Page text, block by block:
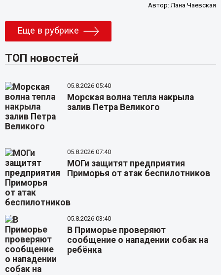
Автор:Лана Чаевская
Еще в рубрике
ТОП новостей
05.8.2026 05:40
Морская волна тепла накрыла
залив Петра Великого
05.8.2026 07:40
МОГи защитят предприятия
Приморья от атак беспилотников
05.8.2026 03:40
В Приморье проверяют
сообщение о нападении собак на
ребёнка